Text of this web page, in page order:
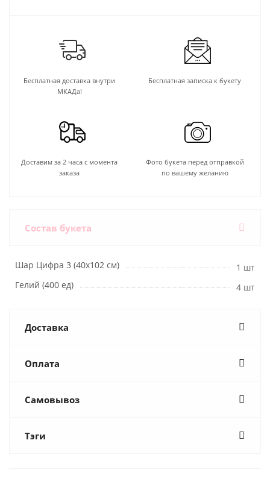
Бесплатная доставка внутри
МКАДа!
Бесплатная записка к букету
Доставим за 2 часа с момента
заказа
Фото букета перед отправкой
по вашему желанию
Состав букета
Шар Цифра 3 (40х102 см)
1 шт
Гелий (400 ед)
4 шт
Доставка
Оплата
Самовывоз
Тэги